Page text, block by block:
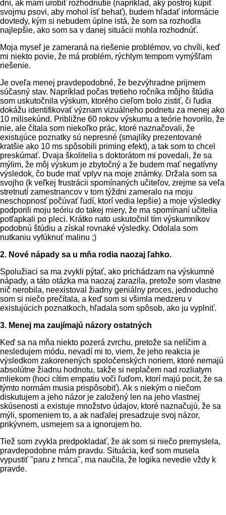
dní, ak mám urobiť rozhodnutie (napríklad, aký postroj kúpiť
svojmu psovi, aby mohol ísť behať), budem hľadať informácie
dovtedy, kým si nebudem úplne istá, že som sa rozhodla
najlepšie, ako som sa v danej situácii mohla rozhodnúť.
Moja myseľ je zameraná na riešenie problémov, vo chvíli, keď
mi niekto povie, že má problém, rýchlym tempom vymýšľam
riešenie.
Je oveľa menej pravdepodobné, že bezvýhradne prijmem
súčasný stav. Napríklad počas tretieho ročníka môjho štúdia
som uskutočnila výskum, ktorého cieľom bolo zistiť, či ľudia
dokážu identifikovať význam vizuálneho podnetu za menej ako
10 milisekúnd. Približne 60 rokov výskumu a teórie hovorilo, že
nie, ale čítala som niekoľko prác, ktoré naznačovali, že
existujúce poznatky sú nepresné (smajlíky prezentované
kratšie ako 10 ms spôsobili priming efekt), a tak som to chcel
preskúmať. Dvaja školitelia s doktorátom mi povedali, že sa
mýlim, že môj výskum je zbytočný a že budem mať negatívny
výsledok, čo bude mať vplyv na moje známky. Držala som sa
svojho (k veľkej frustrácii spomínaných učiteľov, zrejme sa veľa
stretnutí zamestnancov v tom týždni zameralo na moju
neschopnosť počúvať ľudí, ktorí vedia lepšie) a moje výsledky
podporili moju teóriu do takej miery, že ma spomínaní učitelia
potľapkali po pleci. Krátko nato uskutočnil tím výskumníkov
podobnú štúdiu a získal rovnaké výsledky. Odolala som
nutkaniu vyfúknuť malinu ;)
2. Nové nápady sa u mňa rodia naozaj ľahko.
Spolužiaci sa ma zvykli pýtať, ako prichádzam na výskumné
nápady, a táto otázka ma naozaj zarazila, pretože som vlastne
nič nerobila, neexistoval žiadny geniálny proces, jednoducho
som si niečo prečítala, a keď som si všimla medzeru v
existujúcich poznatkoch, hľadala som spôsob, ako ju vyplniť.
3. Menej ma zaujímajú názory ostatných
Keď sa na mňa niekto pozerá zvrchu, pretože sa nelíčim a
nesledujem módu, nevadí mi to, viem, že jeho reakcia je
výsledkom zakorenených spoločenských noriem, ktoré nemajú
absolútne žiadnu hodnotu, takže si neplačem nad rozliatym
mliekom (hoci cítim empatiu voči ľuďom, ktorí majú pocit, že sa
týmto normám musia prispôsobiť). Ak s niekým o niečom
diskutujem a jeho názor je založený len na jeho vlastnej
skúsenosti a existuje množstvo údajov, ktoré naznačujú, že sa
mýli, spomeniem to, a ak naďalej presadzuje svoj názor,
prikývnem, usmejem sa a ignorujem ho.
Tiež som zvykla predpokladať, že ak som si niečo premyslela,
pravdepodobne mám pravdu. Situácia, keď som musela
vypustiť "paru z hrnca", ma naučila, že logika nevedie vždy k
pravde.